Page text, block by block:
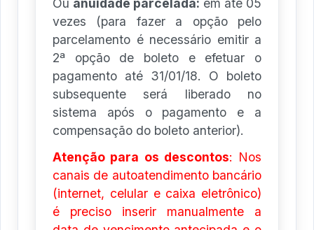
Ou anuidade parcelada: em até 05
vezes (para fazer a opção pelo
parcelamento é necessário emitir a
2ª opção de boleto e efetuar o
pagamento até 31/01/18. O boleto
subsequente será liberado no
sistema após o pagamento e a
compensação do boleto anterior).
Atenção para os descontos: Nos
canais de autoatendimento bancário
(internet, celular e caixa eletrônico)
é preciso inserir manualmente a